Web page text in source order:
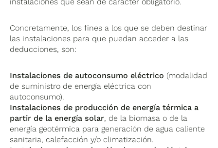
Concretamente, los fines a los que se deben destinar
las instalaciones para que puedan acceder a las
deducciones, son:
Instalaciones de autoconsumo eléctrico (modalidad
de suministro de energía eléctrica con
autoconsumo).
Instalaciones de producción de energía térmica a
partir de la energía solar, de la biomasa o de la
energía geotérmica para generación de agua caliente
sanitaria, calefacción y/o climatización.